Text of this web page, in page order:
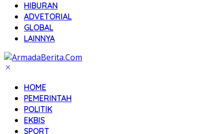
HIBURAN
ADVETORIAL
GLOBAL
LAINNYA
HOME
PEMERINTAH
POLITIK
EKBIS
SPORT